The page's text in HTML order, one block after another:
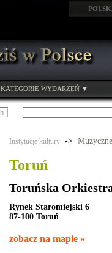
KATEGORIE WYDARZEŃ ▼
Instytucje kultury ->
Toruń
Toruńska
Rynek Staromiejski 6
87-100 Toruń
zobacz na mapie »